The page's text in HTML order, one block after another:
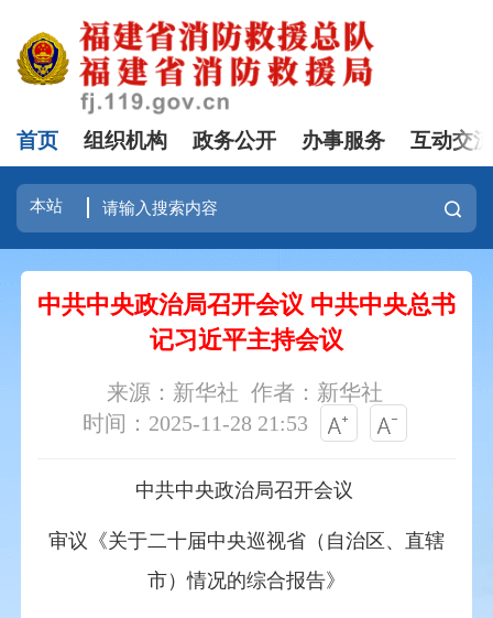
首页 组织机构 政务公开 办事服务 互动交
中共中央政治局召开会议 中共中央总书
记习近平主持会议
来源：新华社 作者：新华社
时间：2025-11-28 21:53
中共中央政治局召开会议
审议《关于二十届中央巡视省（自治区、直辖
市）情况的综合报告》